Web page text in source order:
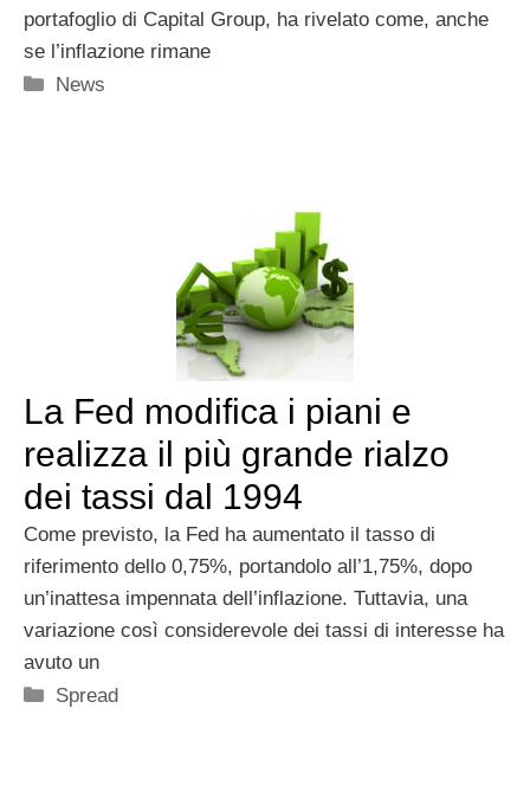
portafoglio di Capital Group, ha rivelato come, anche
se l’inflazione rimane
Categorie
News
La Fed modifica i piani e
realizza il più grande rialzo
dei tassi dal 1994
Come previsto, la Fed ha aumentato il tasso di
riferimento dello 0,75%, portandolo all’1,75%, dopo
un’inattesa impennata dell’inflazione. Tuttavia, una
variazione così considerevole dei tassi di interesse ha
avuto un
Categorie
Spread